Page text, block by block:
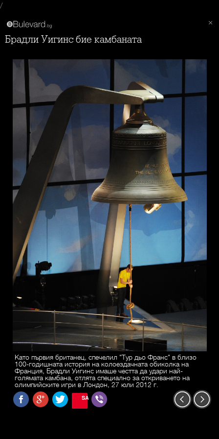
/
Брадли Уигинс бие камбаната
Като първия британец, спечелил "Тур дьо Франс" в близо
100-годишната история на колоездачната обиколка на
Франция, Брадли Уигинс имаше честта да удари най-
голямата камбана, отлята специално за откриването на
олимпийските игри в Лондон, 27 юли 2012 г.
SAVE